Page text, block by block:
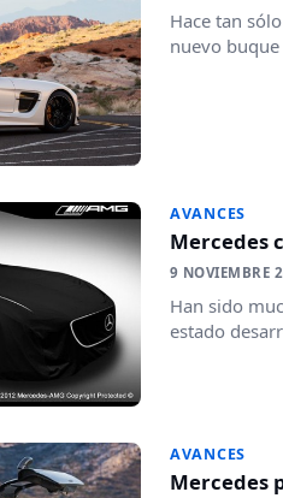
Hace tan
nuevo buque
AVANCES
Mercedes
9 NOVIEMBRE
Han sido
estado
AVANCES
Mercedes